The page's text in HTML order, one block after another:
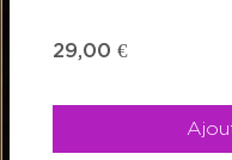
29,00 €Prix